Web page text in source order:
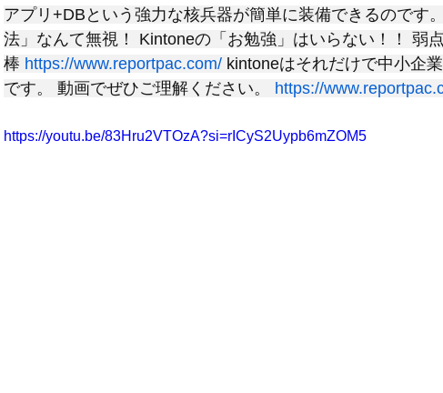
アプリ+DBという強力な核兵器が簡単に装備できるのです
法」なんて無視！ Kintoneの「お勉強」はいらない！！ 弱
棒 https://www.reportpac.com/ kintoneはそれだけで中小企
です。 動画でぜひご理解ください。 https://
https://youtu.be/83Hru2VTOzA?si=rICyS2Uypb6mZOM5